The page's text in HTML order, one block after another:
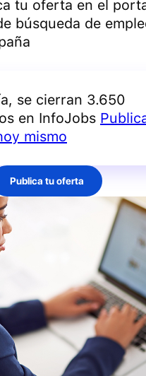
tu oferta en el
búsqueda de
se cierran 3.650
en InfoJobs
mismo
Publica tu oferta